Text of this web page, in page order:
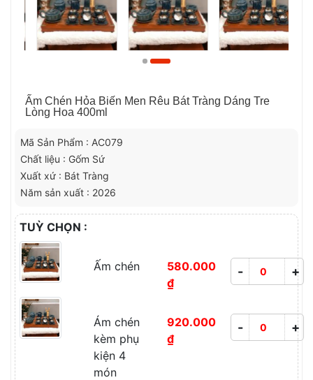
Ấm Chén Hỏa Biến Men Rêu Bát Tràng Dáng Tre
Lòng Hoa 400ml
Mã Sản Phẩm : AC079
Chất liệu : Gốm Sứ
Xuất xứ : Bát Tràng
Năm sản xuất : 2026
TUỲ CHỌN :
Ấm chén
580.000
₫
- +
Ám chén
kèm phụ
kiện 4
món
920.000
₫
- +